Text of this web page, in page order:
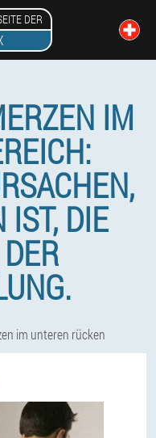
DER
IM
IST, DIE
im unteren rücken